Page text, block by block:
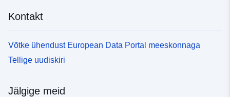
Tekkepõhine
other
Kontakt
Võtke ühendust European Data Portal meeskonnaga
Tellige uudiskiri
Jälgige meid